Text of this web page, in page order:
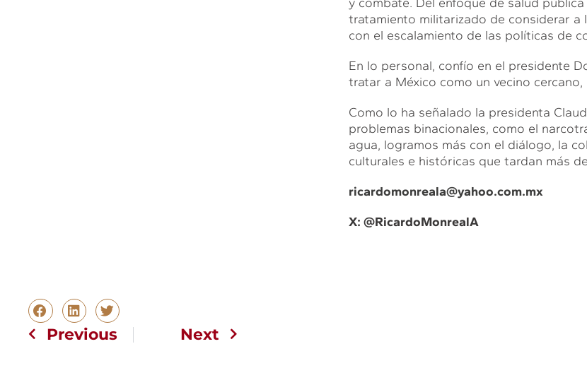
tratamiento militarizado de considerar
con el escalamiento de las políticas de
En lo personal, confío en el presidente
tratar a México como un vecino
Como lo ha señalado la presidenta
problemas binacionales, como el
agua, logramos más con el diálogo, la
culturales e históricas que tardan más
ricardomonreala@yahoo.com.mx
X: @RicardoMonrealA
Previous Next